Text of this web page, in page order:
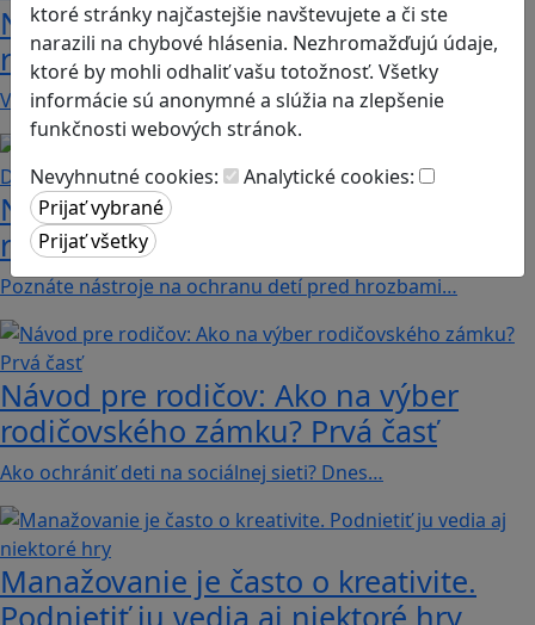
ktoré stránky najčastejšie navštevujete a či ste
narazili na chybové hlásenia. Nezhromažďujú údaje,
ktoré by mohli odhaliť vašu totožnosť. Všetky
informácie sú anonymné a slúžia na zlepšenie
funkčnosti webových stránok.
Nevyhnutné cookies:
Analytické cookies:
Návod pre rodičov: Ako na výber
rodičovského zámku? Tretia časť
V obchode Play je možné nájsť veľké množstvo…
Návod pre rodičov: Ako na výber
rodičovského zámku? Druhá časť
Poznáte nástroje na ochranu detí pred hrozbami…
Návod pre rodičov: Ako na výber
rodičovského zámku? Prvá časť
Ako ochrániť deti na sociálnej sieti? Dnes…
Manažovanie je často o kreativite.
Podnietiť ju vedia aj niektoré hry